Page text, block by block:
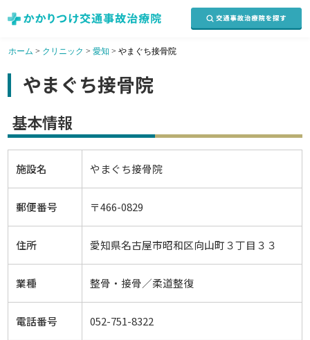
ホーム > クリニック > 愛知 > やまぐち接骨院
やまぐち接骨院
基本情報
施設名 やまぐち接骨院
郵便番号 〒466-0829
住所 愛知県名古屋市昭和区向山町３丁目３３
業種 整骨・接骨／柔道整復
電話番号 052-751-8322